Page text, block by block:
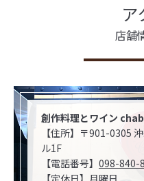
ア
店舗
創作料理とワイン
【住所】〒901-0305
ル1F
【電話番号】 098-840-
【定休日】月曜日